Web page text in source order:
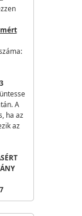
A
ha az
az